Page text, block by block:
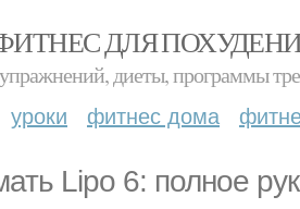
ДЛЯ
диеты, программы
уроки фитнес дома
Lipo 6: полное